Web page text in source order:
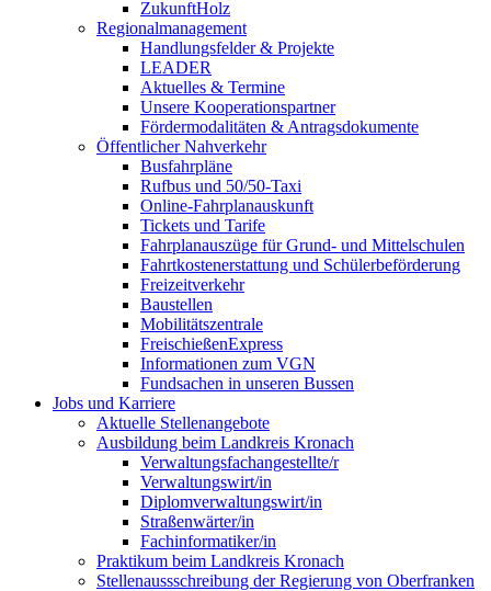
ZukunftHolz
Regionalmanagement
Handlungsfelder & Projekte
LEADER
Aktuelles & Termine
Unsere Kooperationspartner
Fördermodalitäten & Antragsdokumente
Öffentlicher Nahverkehr
Busfahrpläne
Rufbus und 50/50-Taxi
Online-Fahrplanauskunft
Tickets und Tarife
Fahrplanauszüge für Grund- und Mittelschulen
Fahrtkostenerstattung und Schülerbeförderung
Freizeitverkehr
Baustellen
Mobilitätszentrale
FreischießenExpress
Informationen zum VGN
Fundsachen in unseren Bussen
Jobs und Karriere
Aktuelle Stellenangebote
Ausbildung beim Landkreis Kronach
Verwaltungsfachangestellte/r
Verwaltungswirt/in
Diplomverwaltungswirt/in
Straßenwärter/in
Fachinformatiker/in
Praktikum beim Landkreis Kronach
Stellenaussschreibung der Regierung von Oberfranken